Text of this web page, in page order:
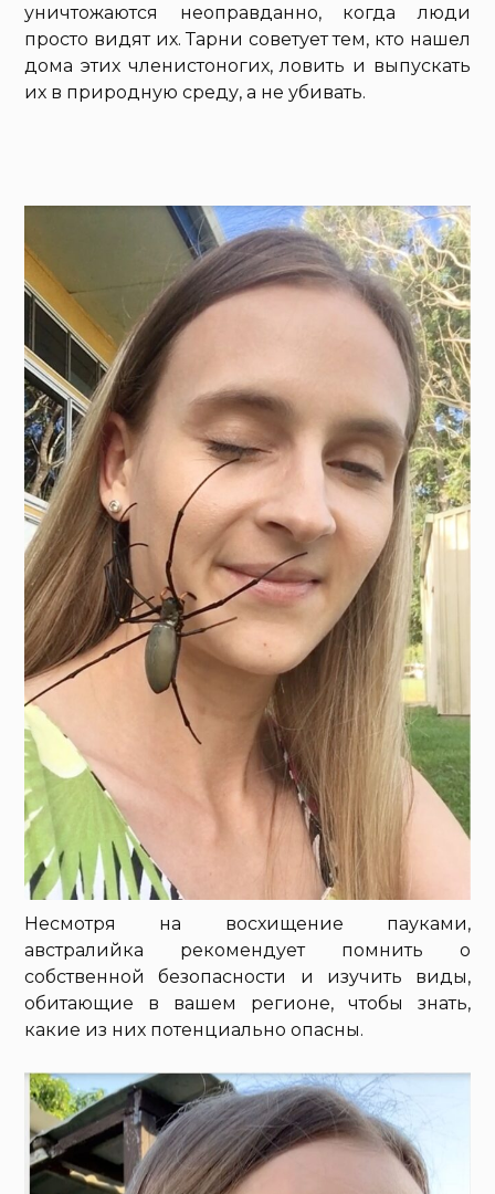
уничтожаются неоправданно, когда люди
просто видят их. Тарни советует тем, кто нашел
дома этих членистоногих, ловить и выпускать
их в природную среду, а не убивать.
Несмотря на восхищение пауками,
австралийка рекомендует помнить о
собственной безопасности и изучить виды,
обитающие в вашем регионе, чтобы знать,
какие из них потенциально опасны.